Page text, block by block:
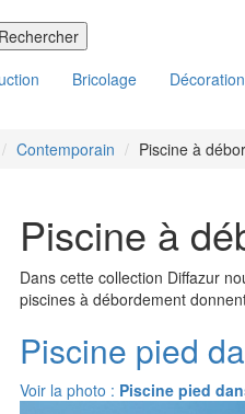
Bricolage Décoration
Contemporain Piscine à
Piscine à
Dans cette collection Diffazur
piscines à débordement
Piscine pied
Voir la photo : Piscine pied